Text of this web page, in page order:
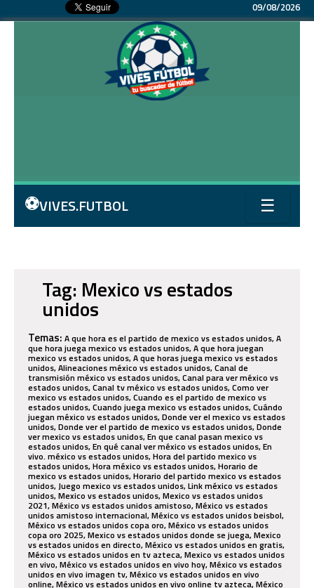
09/08/2026
⚽VIVES.FUTBOL ☰
Tag: Mexico vs estados
unidos
Temas: A que hora es el partido de mexico vs estados unidos, A
que hora juega mexico vs estados unidos, A que hora juegan
mexico vs estados unidos, A que horas juega mexico vs estados
unidos, Alineaciones méxico vs estados unidos, Canal de
transmisión méxico vs estados unidos, Canal para ver méxico vs
estados unidos, Canal tv méxico vs estados unidos, Como ver
mexico vs estados unidos, Cuando es el partido de mexico vs
estados unidos, Cuando juega mexico vs estados unidos, Cuándo
juegan méxico vs estados unidos, Donde ver el mexico vs estados
unidos, Donde ver el partido de mexico vs estados unidos, Donde
ver mexico vs estados unidos, En que canal pasan mexico vs
estados unidos, En qué canal ver méxico vs estados unidos, En
vivo. méxico vs estados unidos, Hora del partido mexico vs
estados unidos, Hora méxico vs estados unidos, Horario de
mexico vs estados unidos, Horario del partido mexico vs estados
unidos, Juego mexico vs estados unidos, Link méxico vs estados
unidos, Mexico vs estados unidos, Mexico vs estados unidos
2021, México vs estados unidos amistoso, México vs estados
unidos amistoso internacional, México vs estados unidos beisbol,
México vs estados unidos copa oro, México vs estados unidos
copa oro 2025, Mexico vs estados unidos donde se juega, Mexico
vs estados unidos en directo, México vs estados unidos en gratis,
México vs estados unidos en tv azteca, Mexico vs estados unidos
en vivo, México vs estados unidos en vivo hoy, México vs estados
unidos en vivo imagen tv, México vs estados unidos en vivo
online, México vs estados unidos en vivo online tv azteca, México